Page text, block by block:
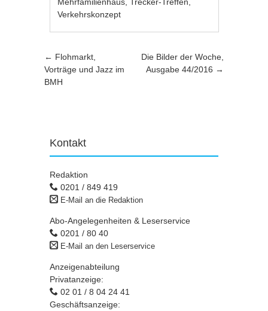
Verkehrskonzept
Artikel-Navigation
← Flohmarkt,
Vorträge und Jazz im
BMH
Die Bilder der Woche,
Ausgabe 44/2016 →
Kontakt
Redaktion
0201 / 849 419
E-Mail an die Redaktion
Abo-Angelegenheiten & Leserservice
0201 / 80 40
E-Mail an den Leserservice
Anzeigenabteilung
Privatanzeige:
02 01 / 8 04 24 41
Geschäftsanzeige: